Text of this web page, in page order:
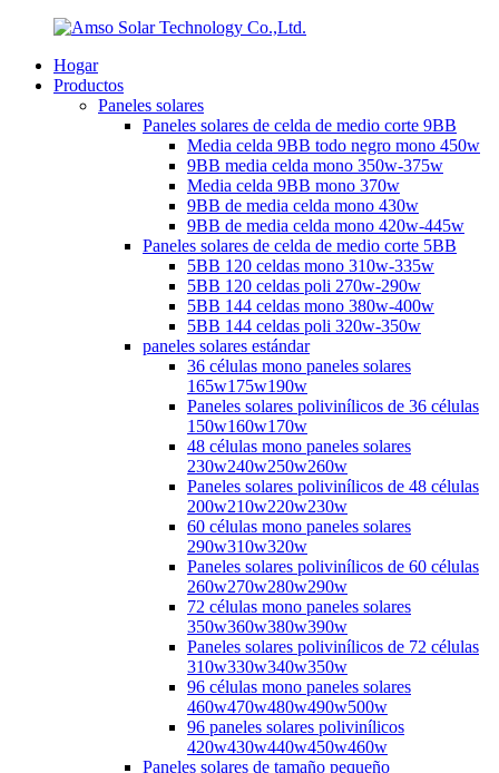
Hogar
Productos
Paneles solares
Paneles solares de celda de medio corte 9BB
Media celda 9BB todo negro mono 450w
9BB media celda mono 350w-375w
Media celda 9BB mono 370w
9BB de media celda mono 430w
9BB de media celda mono 420w-445w
Paneles solares de celda de medio corte 5BB
5BB 120 celdas mono 310w-335w
5BB 120 celdas poli 270w-290w
5BB 144 celdas mono 380w-400w
5BB 144 celdas poli 320w-350w
paneles solares estándar
36 células mono paneles solares
165w175w190w
Paneles solares polivinílicos de 36 células
150w160w170w
48 células mono paneles solares
230w240w250w260w
Paneles solares polivinílicos de 48 células
200w210w220w230w
60 células mono paneles solares
290w310w320w
Paneles solares polivinílicos de 60 células
260w270w280w290w
72 células mono paneles solares
350w360w380w390w
Paneles solares polivinílicos de 72 células
310w330w340w350w
96 células mono paneles solares
460w470w480w490w500w
96 paneles solares polivinílicos
420w430w440w450w460w
Paneles solares de tamaño pequeño